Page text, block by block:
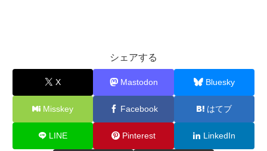
シェアする
X Mastodon Bluesky
Misskey Facebook はてブ
LINE Pinterest LinkedIn